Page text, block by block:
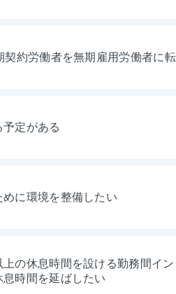
約労働者を無期雇用労働者に
定がある
に環境を整備したい
の休息時間を設ける勤務間イ
時間を延ばしたい